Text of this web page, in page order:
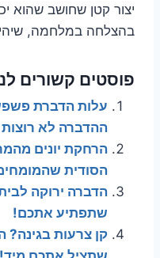
יצור קטן שחושב שהוא
בהצלחה במלחמה,
פוסטים קשורים
עלות הדברת
ההדברה לא
הרחקת יונים
הסודית
הדברה ירוקה
שתפתיע אתכם!
קן צרעות בגינה?